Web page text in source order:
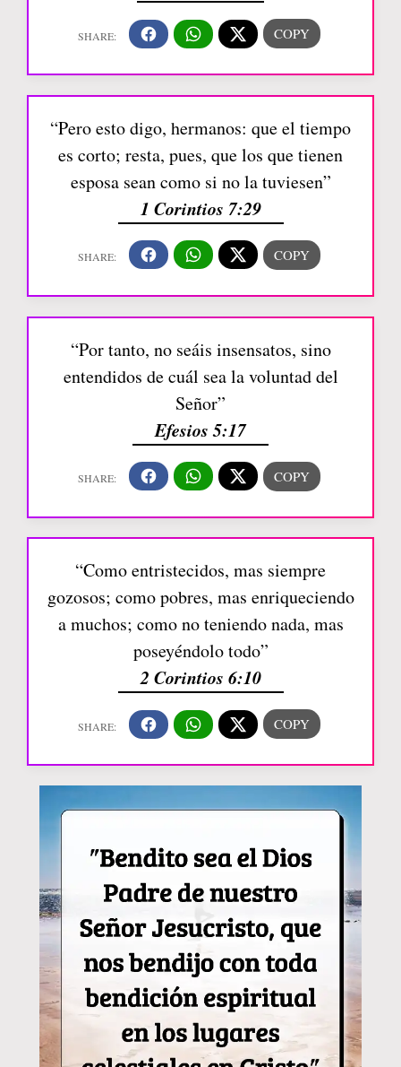
“Pero esto digo, hermanos: que el tiempo
es corto; resta, pues, que los que tienen
esposa sean como si no la tuviesen”
1 Corintios 7:29
“Por tanto, no seáis insensatos, sino
entendidos de cuál sea la voluntad del
Señor”
Efesios 5:17
“Como entristecidos, mas siempre
gozosos; como pobres, mas enriqueciendo
a muchos; como no teniendo nada, mas
poseyéndolo todo”
2 Corintios 6:10